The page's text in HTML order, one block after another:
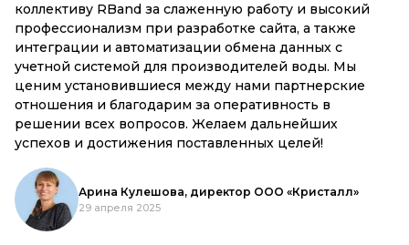
за слаженную работу и высокий
разработке сайта, а также
обмена данных с
для производителей воды. Мы
между нами партнерские
за оперативность в
Желаем дальнейших
поставленных целей!
директор ООО «Кристалл»
питьевой воды в РБ.
запуска, прошло
всё полностью и я
очень легко, как на
внедрения. Молодцы!
Валерий